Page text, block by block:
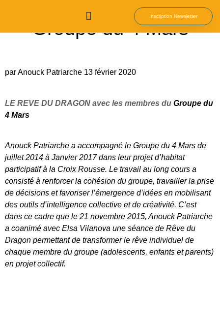
Inscription Newsletter
Rêve du Dragon avec le
Groupe du 4 Mars
par Anouck Patriarche 13 février 2020
LE REVE DU DRAGON avec les membres du Groupe du
4 Mars
Anouck Patriarche a accompagné le Groupe du 4 Mars de
juillet 2014 à Janvier 2017 dans leur projet d’habitat
participatif à la Croix Rousse. Le travail au long cours a
consisté à renforcer la cohésion du groupe, travailler la prise
de décisions et favoriser l’émergence d’idées en mobilisant
des outils d’intelligence collective et de créativité. C’est
dans ce cadre que le 21 novembre 2015, Anouck Patriarche
a coanimé avec Elsa Vilanova une séance de Rêve du
Dragon permettant de transformer le rêve individuel de
chaque membre du groupe (adolescents, enfants et parents)
en projet collectif.